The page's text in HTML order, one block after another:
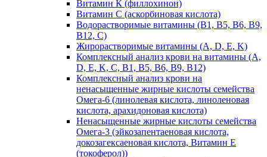
Витамин К (филлохинон)
Витамин С (аскорбиновая кислота)
Водорастворимые витамины (B1, B5, B6, В9,
В12, С)
Жирорастворимые витамины (A, D, E, K)
Комплексный анализ крови на витамины (A,
D, E, K, C, B1, B5, B6, В9, B12)
Комплексный анализ крови на
ненасыщенные жирные кислоты семейства
Омега-6 (линолевая кислота, линоленовая
кислота, арахидоновая кислота)
Ненасыщенные жирные кислоты семейства
Омега-3 (эйкозапентаеновая кислота,
докозагексаеновая кислота, Витамин E
(токоферол))